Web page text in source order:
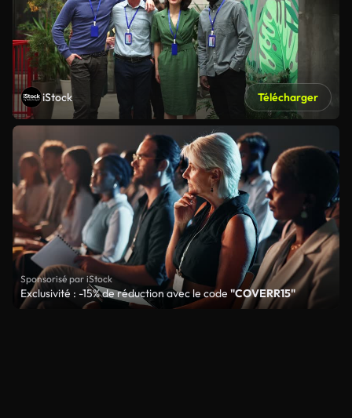
iStock Télécharger
Sponsorisé par iStock
Exclusivité : -15% de réduction avec le code "COVERR15"